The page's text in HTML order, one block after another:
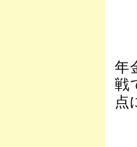
年
戦
点